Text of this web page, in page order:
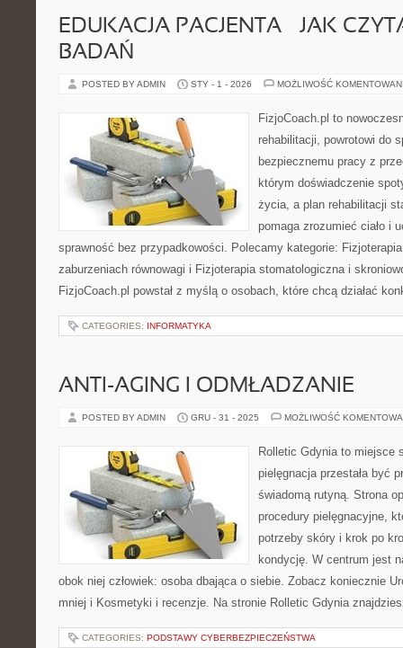
EDUKACJA PACJENTA – JAK
BADAŃ
POSTED BY ADMIN STY - 1 - 2026 MOŻLIWOŚĆ
FizjoCoach.pl to
rehabilitacji, powrotowi do
bezpiecznemu pracy z
którym doświadczenie
życia, a plan rehabilitacji
pomaga zrozumieć ciało i
sprawność bez przypadkowości. Polecamy kategorie:
zaburzeniach równowagi i Fizjoterapia stomatologiczna i
FizjoCoach.pl powstał z myślą o osobach, które chcą działać
CATEGORIES: INFORMATYKA
ANTI-AGING I ODMŁADZANIE
POSTED BY ADMIN GRU - 31 - 2025 MOŻLIWOŚĆ
Rolletic Gdynia to miejsce
pielęgnacja przestała być
świadomą rutyną. Strona
procedury pielęgnacyjne,
potrzeby skóry i krok po
kondycję. W centrum jest
obok niej człowiek: osoba dbająca o siebie. Zobacz koniecznie
mniej i Kosmetyki i recenzje. Na stronie Rolletic Gdynia
CATEGORIES: PODSTAWY CYBERBEZPIECZEŃSTWA